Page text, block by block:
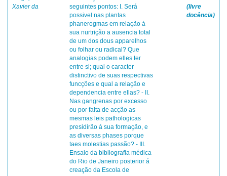
Xavier da
seguintes pontos: I. Será
possivel nas plantas
phanerogmas em relação á
sua nurtrição a ausencia total
de um dos dous apparelhos
ou folhar ou radical? Que
analogias podem elles ter
entre si; qual o caracter
distinctivo de suas respectivas
funcções e qual a relação e
dependencia entre ellas? - II.
Nas gangrenas por excesso
ou por falta de acção as
mesmas leis pathologicas
presidirão á sua formação, e
as diversas phases porque
taes molestias passão? - III.
Ensaio da bibliografia médica
do Rio de Janeiro posterior á
creação da Escola de
(livre
docência)